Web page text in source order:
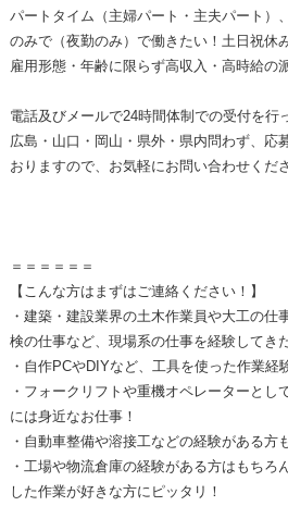
パートタイム（主婦パート・主夫パート）
のみで（夜勤のみ）で働きたい！土日祝休
雇用形態・年齢に限らず高収入・高時給の
電話及びメールで24時間体制での受付を行
広島・山口・岡山・県外・県内問わず、応
おりますので、お気軽にお問い合わせくださ
＝＝＝＝＝＝
【こんな方はまずはご連絡ください！】
・建築・建設業界の土木作業員や大工の仕
検の仕事など、現場系の仕事を経験してき
・自作PCやDIYなど、工具を使った作業経
・フォークリフトや重機オペレーターとし
には身近なお仕事！
・自動車整備や溶接工などの経験がある方
・工場や物流倉庫の経験がある方はもちろ
した作業が好きな方にピッタリ！